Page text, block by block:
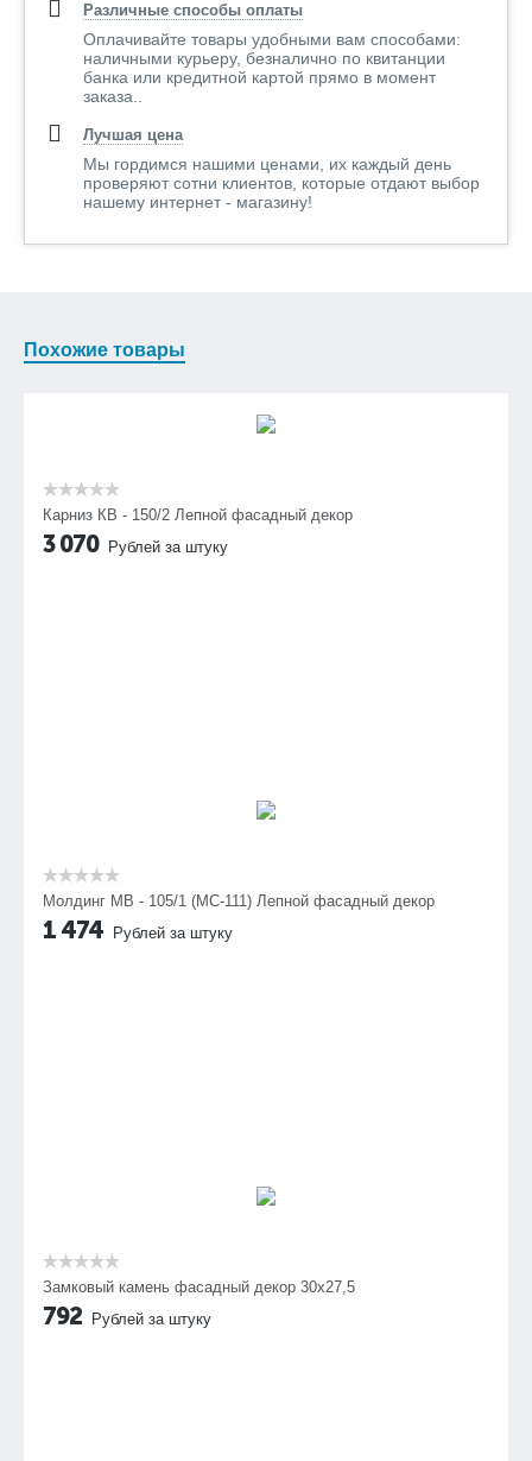
Различные способы оплаты
Оплачивайте товары удобными вам способами:
наличными курьеру, безналично по квитанции
банка или кредитной картой прямо в момент
заказа..
Лучшая цена
Мы гордимся нашими ценами, их каждый день
проверяют сотни клиентов, которые отдают выбор
нашему интернет - магазину!
Похожие товары
Карниз КВ - 150/2 Лепной фасадный декор
3 070 Рублей за штуку
Молдинг МВ - 105/1 (МС-111) Лепной фасадный декор
1 474 Рублей за штуку
Замковый камень фасадный декор 30х27,5
792 Рублей за штуку